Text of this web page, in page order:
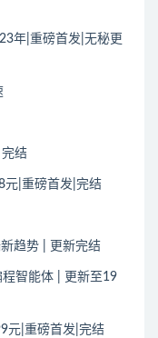
年|重磅首发|无秘更
结
元|重磅首发|完结
趋势 | 更新完结
智能体 | 更新至19
元|重磅首发|完结